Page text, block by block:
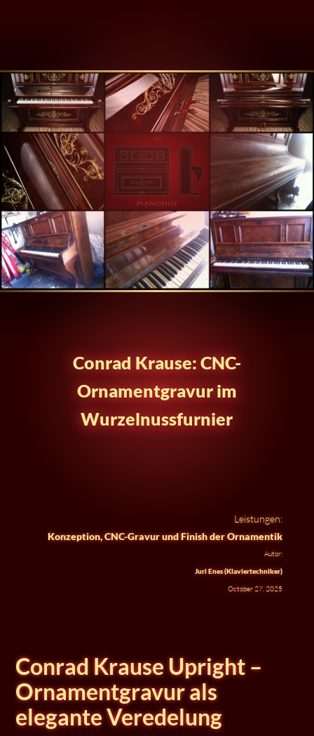
Conrad Krause: CNC-
Ornamentgravur im
Wurzelnussfurnier
Leistungen:
Konzeption, CNC-Gravur und Finish der Ornamentik
Autor:
Juri Enes (Klaviertechniker)
October 27, 2025
Conrad Krause Upright –
Ornamentgravur als
elegante Veredelung